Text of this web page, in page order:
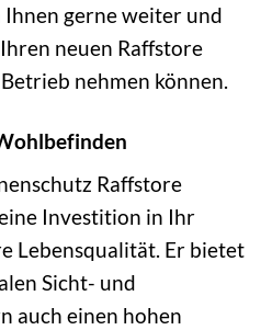
gerne weiter und
neuen Raffstore
nehmen können.
Raffstore
Investition in Ihr
Lebensqualität. Er bietet
Sicht- und
auch einen hohen